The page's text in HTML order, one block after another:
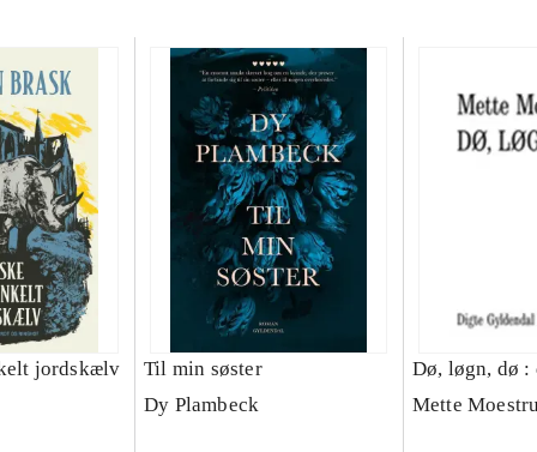
jordskælv
Til min søster
Dy Plambeck
Dø, løgn, dø :
Mette